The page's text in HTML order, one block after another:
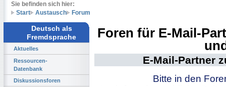
Sie befinden sich hier:
Start
Austausch Forum
Deutsch als
Fremdsprache
Aktuelles
Ressourcen-
Datenbank
Diskussionsforen
Foren für E-Mail-
E-Mail-Partner
Bitte in den